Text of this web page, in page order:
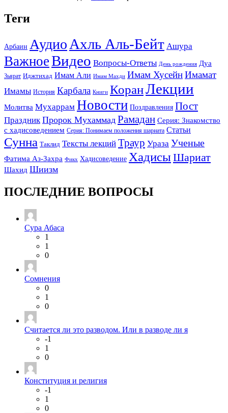
Теги
Арбаин Аудио Ахль Аль-Бейт Ашура
ВажноеВидео Вопросы-Ответы День рождения Дуа
Зьярат Иджтихад Имам Али Имам Махди Имам ХусейнИмамат
Имамы История Карбала Книги КоранЛекции
Молитва Мухаррам Новости Поздравления Пост
Праздник Пророк Мухаммад Рамадан Серия: Знакомство
с хадисоведением Серия: Понимаем положения шариата Статьи
Сунна Таклид Тексты лекций Траур Ураза Ученые
Фатима Аз-Захра Фикх Хадисоведение ХадисыШариат
Шахид Шиизм
ПОСЛЕДНИЕ ВОПРОСЫ
Сура Абаса
1
1
0
Сомнения
0
1
0
Считается ли это разводом. Или в разводе ли я
-1
1
0
Конституция и религия
-1
1
0